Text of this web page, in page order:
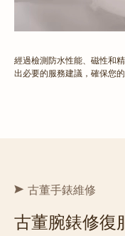
經過檢測防水性能、磁性和
出必要的服務建議，確保您的
古董手錶維修
古董腕錶修復